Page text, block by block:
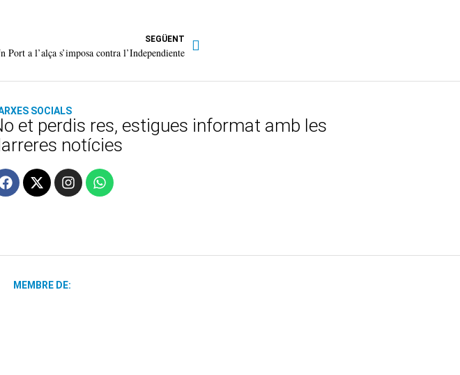
SEGÜENT
Port a l’alça s’imposa contra l’Independiente
SOCIALS
et perdis res, estigues informat amb les
notícies
MEMBRE DE: